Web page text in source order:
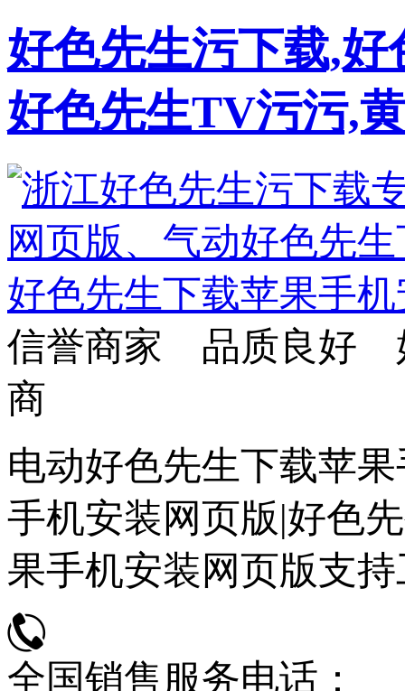
好色先生污下载,
好色先生TV污污,
信誉商家 品质良好
商
电动好色先生下载苹
手机安装网页版|好色
果手机安装网页版支
全国销售服务电话：